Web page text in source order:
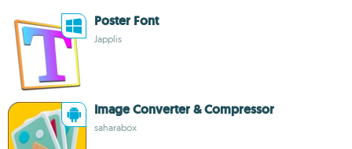
Poster Font
Japplis
Image Converter & Compressor
saharabox